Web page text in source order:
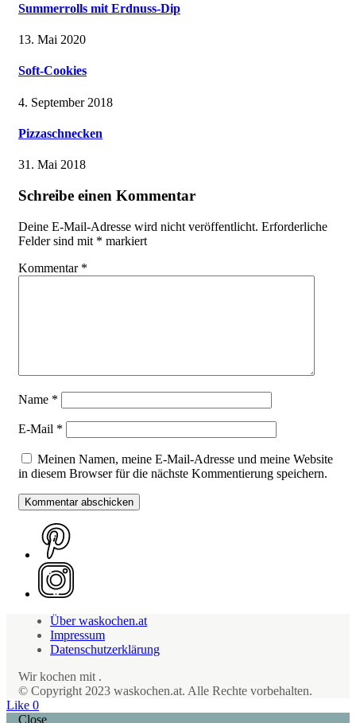
Summerrolls mit Erdnuss-Dip
13. Mai 2020
Soft-Cookies
4. September 2018
Pizzaschnecken
31. Mai 2018
Schreibe einen Kommentar
Deine E-Mail-Adresse wird nicht veröffentlicht. Erforderliche
Felder sind mit * markiert
Kommentar *
Name *
E-Mail *
Meinen Namen, meine E-Mail-Adresse und meine Website
in diesem Browser für die nächste Kommentierung speichern.
Über waskochen.at
Impressum
Datenschutzerklärung
Wir kochen mit .
© Copyright 2023 waskochen.at. Alle Rechte vorbehalten.
Like 0
Close